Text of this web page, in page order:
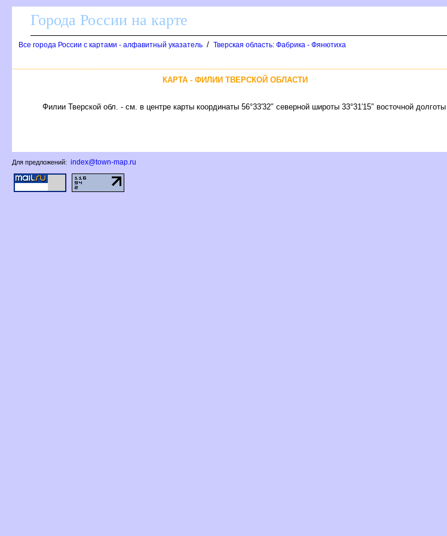
Города России на карте
се города России с картами - алфавитный указатель / Тверская область: Фабрика - Фянютиха
КАРТА - ФИЛИИ ТВЕРСКОЙ ОБЛАСТИ
Филии Тверской обл. - см. в центре карты координаты 56°33′32″ северной широты 33°31′15″ восточной долготы
Для предложений: index@town-map.ru